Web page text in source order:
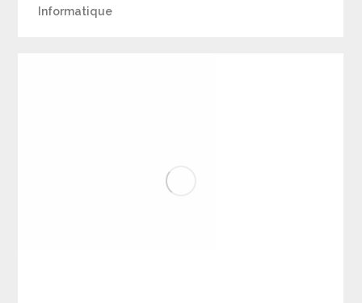
Informatique